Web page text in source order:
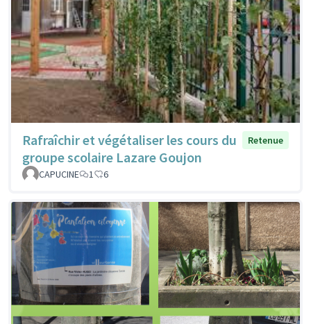
Rafraîchir et végétaliser les cours du
groupe scolaire Lazare Goujon
Retenue
CAPUCINE 1 6